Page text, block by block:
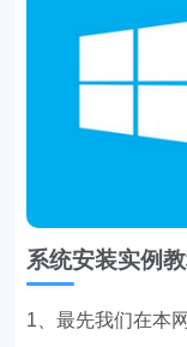
系统安装实例教
1、最先我们在本